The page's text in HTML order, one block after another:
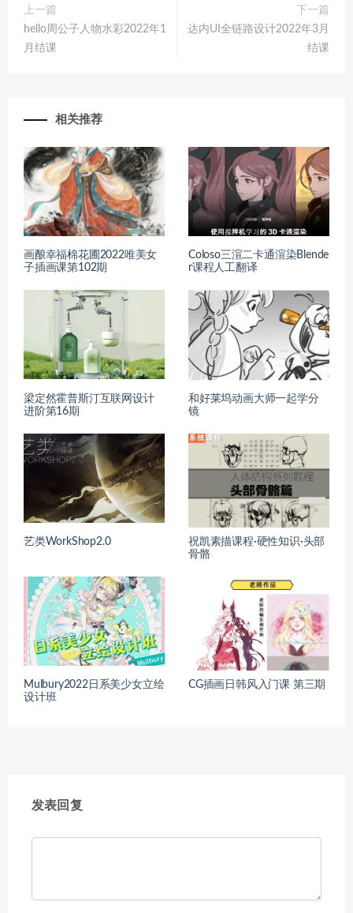
上一篇
hello周公子人物水彩2022年1
月结课
下一篇
达内UI全链路设计2022年3月
结课
相关推荐
画酿幸福棉花圃2022唯美女
子插画课第102期
Coloso三渲二卡通渲染Blende
r课程人工翻译
梁定然霍普斯汀互联网设计
进阶第16期
和好莱坞动画大师一起学分
镜
艺类WorkShop2.0
祝凯素描课程·硬性知识·头部
骨骼
Mulbury2022日系美少女立绘
设计班
CG插画日韩风入门课 第三期
发表回复